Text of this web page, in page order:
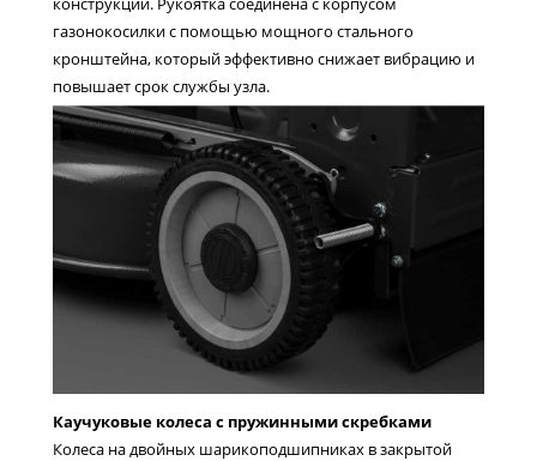
газонокосилки с помощью мощного стального
кронштейна, который эффективно снижает вибрацию и
повышает срок службы узла.
Каучуковые колеса с пружинными скребками
Колеса на двойных шарикоподшипниках в закрытой